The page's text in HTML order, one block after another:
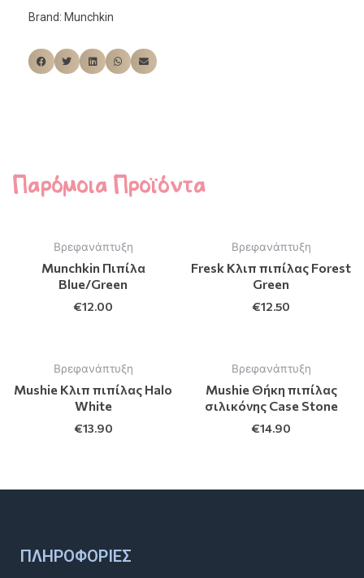
Brand: Munchkin
Παρόμοια Προϊόντα
Βρεφανάπτυξη
Munchkin Πιπίλα
Blue/Green
€12.00
Βρεφανάπτυξη
Fresk Κλιπ πιπίλας Forest
Green
€12.50
Βρεφανάπτυξη
Mushie Κλιπ πιπίλας Halo
White
€13.90
Βρεφανάπτυξη
Mushie Θήκη πιπίλας
σιλικόνης Case Stone
€14.90
ΠΛΗΡΟΦΟΡΊΕΣ